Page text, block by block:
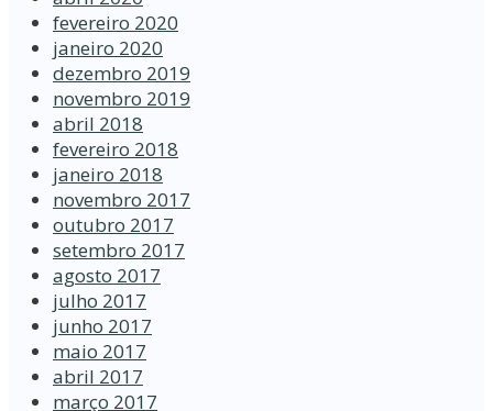
fevereiro 2020
janeiro 2020
dezembro 2019
novembro 2019
abril 2018
fevereiro 2018
janeiro 2018
novembro 2017
outubro 2017
setembro 2017
agosto 2017
julho 2017
junho 2017
maio 2017
abril 2017
março 2017